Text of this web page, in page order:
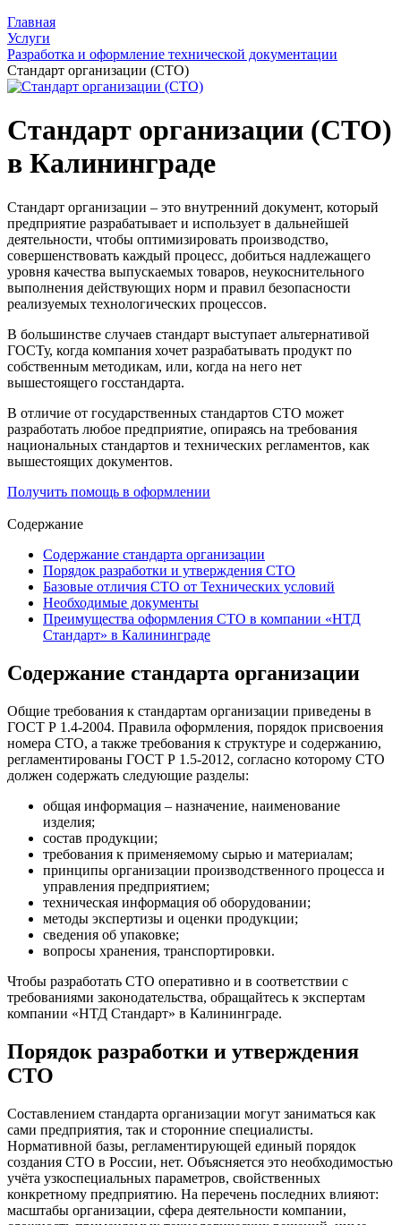
Главная
Услуги
Разработка и оформление технической документации
Стандарт организации (СТО)
Стандарт организации (СТО)
в Калининграде
Стандарт организации – это внутренний документ, который
предприятие разрабатывает и использует в дальнейшей
деятельности, чтобы оптимизировать производство,
совершенствовать каждый процесс, добиться надлежащего
уровня качества выпускаемых товаров, неукоснительного
выполнения действующих норм и правил безопасности
реализуемых технологических процессов.
В большинстве случаев стандарт выступает альтернативой
ГОСТу, когда компания хочет разрабатывать продукт по
собственным методикам, или, когда на него нет
вышестоящего госстандарта.
В отличие от государственных стандартов СТО может
разработать любое предприятие, опираясь на требования
национальных стандартов и технических регламентов, как
вышестоящих документов.
Получить помощь в оформлении
Содержание
Содержание стандарта организации
Порядок разработки и утверждения СТО
Базовые отличия СТО от Технических условий
Необходимые документы
Преимущества оформления СТО в компании «НТД
Стандарт» в Калининграде
Содержание стандарта организации
Общие требования к стандартам организации приведены в
ГОСТ Р 1.4-2004. Правила оформления, порядок присвоения
номера СТО, а также требования к структуре и содержанию,
регламентированы ГОСТ Р 1.5-2012, согласно которому СТО
должен содержать следующие разделы:
общая информация – назначение, наименование
изделия;
состав продукции;
требования к применяемому сырью и материалам;
принципы организации производственного процесса и
управления предприятием;
техническая информация об оборудовании;
методы экспертизы и оценки продукции;
сведения об упаковке;
вопросы хранения, транспортировки.
Чтобы разработать СТО оперативно и в соответствии с
требованиями законодательства, обращайтесь к экспертам
компании «НТД Стандарт» в Калининграде.
Порядок разработки и утверждения
СТО
Составлением стандарта организации могут заниматься как
сами предприятия, так и сторонние специалисты.
Нормативной базы, регламентирующей единый порядок
создания СТО в России, нет. Объясняется это необходимостью
учёта узкоспециальных параметров, свойственных
конкретному предприятию. На перечень последних влияют:
масштабы организации, сфера деятельности компании,